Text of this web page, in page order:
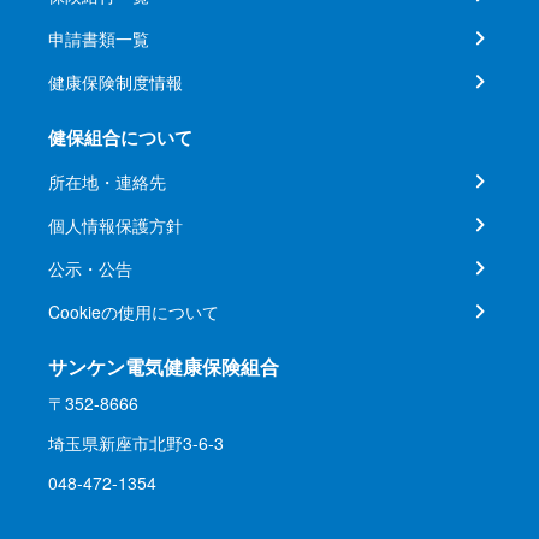
申請書類一覧
健康保険制度情報
健保組合について
所在地・連絡先
個人情報保護方針
公示・公告
Cookieの使用について
サンケン電気健康保険組合
〒352-8666
埼玉県新座市北野3-6-3
048-472-1354